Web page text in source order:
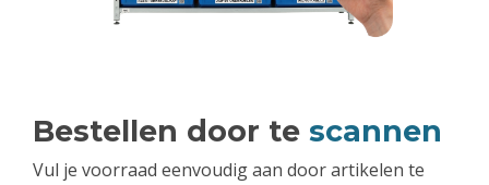
Bestellen door te scannen
Vul je voorraad eenvoudig aan door artikelen te